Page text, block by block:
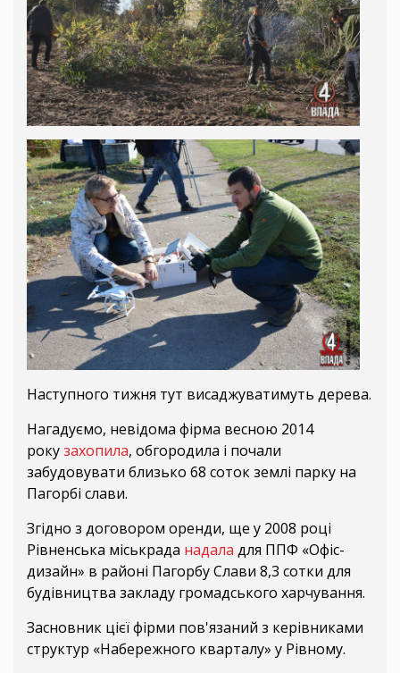
Наступного тижня тут висаджуватимуть дерева.
Нагадуємо, невідома фірма весною 2014
рокузахопила, обгородила і почали
забудовувати близько 68 соток землі парку на
Пагорбі слави.
Згідно з договором оренди, ще у 2008 році
Рівненська міськрада надала для ППФ «Офіс-
дизайн» в районі Пагорбу Слави 8,3 сотки для
будівництва закладу громадського харчування.
Засновник цієї фірми пов'язаний з керівниками
структур «Набережного кварталу» у Рівному.